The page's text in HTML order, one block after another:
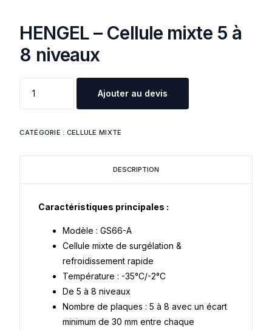
HENGEL – Cellule mixte 5 à
8 niveaux
Ajouter au devis
CATÉGORIE : CELLULE MIXTE
DESCRIPTION
Caractéristiques principales :
Modèle : GS66-A
Cellule mixte de surgélation &
refroidissement rapide
Température : -35°C/-2°C
De 5 à 8 niveaux
Nombre de plaques : 5 à 8 avec un écart
minimum de 30 mm entre chaque